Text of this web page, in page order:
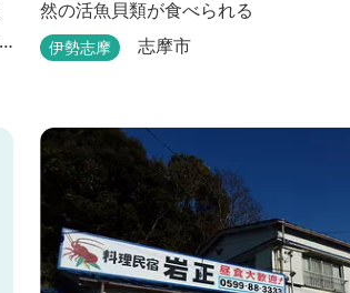
然の活魚貝類が食べられる
伊勢志摩 志摩市